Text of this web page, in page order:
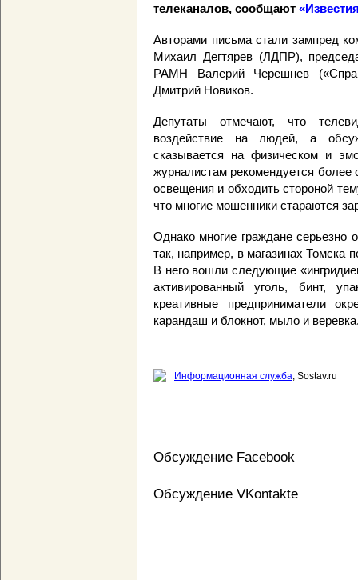
телеканалов, сообщают
Авторами письма стали зампред
Михаил Дегтярев (ЛДПР),
РАМН Валерий Черешнев
Дмитрий Новиков.
Депутаты отмечают, что
воздействие на людей, а
сказывается на физическом и
журналистам рекомендуется более
освещения и обходить стороной
что многие мошенники стараются
Однако многие граждане серьезно
так, например, в магазинах Томска
В него вошли следующие
активированный уголь, бинт,
креативные предприниматели
карандаш и блокнот, мыло и
Информационная служба, Sostav.ru
Обсуждение Facebook
Обсуждение VKontakte